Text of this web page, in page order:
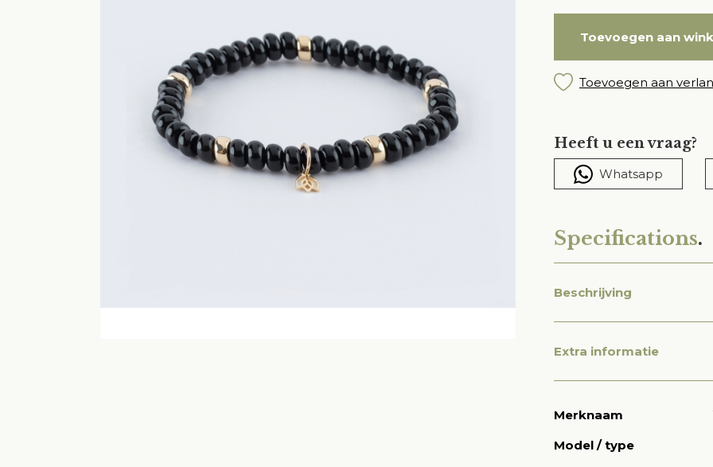
Toevoegen aan
Toevoegen aan
Heeft u een vraag?
Whatsapp
Specifications.
Beschrijving
Extra informatie
Merknaam
Model / type